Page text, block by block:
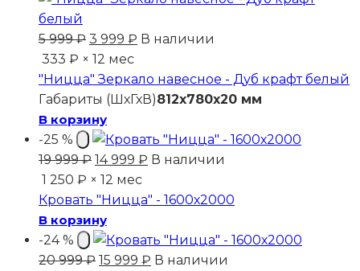
5 999₽ Первоначальная
цена
составляла
5
999 ₽.
3 999 ₽ Текущая
3
999 ₽.
В наличии
333 ₽ × 12 мес
"Ницца" Зеркало навесное - Дуб крафт белый
Габариты (ШхГхВ)812x780x20 мм
В корзину
-25 %
19 999₽ Первоначальная
цена
составляла
19
999 ₽.
14 999 ₽ Текущая
14
В наличии
1 250 ₽ × 12 мес
Кровать "Ницца" - 1600х2000
В корзину
-24 %
20 999₽ Первоначальная
15 999 ₽ Текущая
В наличии